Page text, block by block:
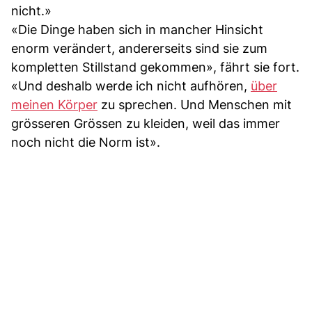
nicht.»
«Die Dinge haben sich in mancher Hinsicht
enorm verändert, andererseits sind sie zum
kompletten Stillstand gekommen», fährt sie fort.
«Und deshalb werde ich nicht aufhören, über
meinen Körper zu sprechen. Und Menschen mit
grösseren Grössen zu kleiden, weil das immer
noch nicht die Norm ist».